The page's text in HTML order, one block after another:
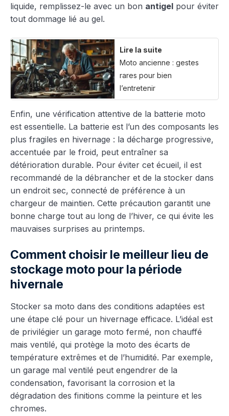
liquide, remplissez-le avec un bon antigel pour éviter
tout dommage lié au gel.
Lire la suite
Moto ancienne : gestes
rares pour bien
l’entretenir
Enfin, une vérification attentive de la batterie moto
est essentielle. La batterie est l’un des composants les
plus fragiles en hivernage : la décharge progressive,
accentuée par le froid, peut entraîner sa
détérioration durable. Pour éviter cet écueil, il est
recommandé de la débrancher et de la stocker dans
un endroit sec, connecté de préférence à un
chargeur de maintien. Cette précaution garantit une
bonne charge tout au long de l’hiver, ce qui évite les
mauvaises surprises au printemps.
Comment choisir le meilleur lieu de
stockage moto pour la période
hivernale
Stocker sa moto dans des conditions adaptées est
une étape clé pour un hivernage efficace. L’idéal est
de privilégier un garage moto fermé, non chauffé
mais ventilé, qui protège la moto des écarts de
température extrêmes et de l’humidité. Par exemple,
un garage mal ventilé peut engendrer de la
condensation, favorisant la corrosion et la
dégradation des finitions comme la peinture et les
chromes.